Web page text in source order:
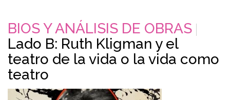
BIOS Y ANÁLISIS DE OBRAS
Lado B: Ruth Kligman y el
teatro de la vida o la vida como
teatro